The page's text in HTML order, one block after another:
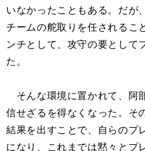
いなかったこともある。だが
チームの舵取りを任されるこ
ンチとして、攻守の要として
た。
そんな環境に置かれて、阿
信せざるを得なくなった。そ
結果を出すことで、自らのプ
になり、これまでは黙々とプ